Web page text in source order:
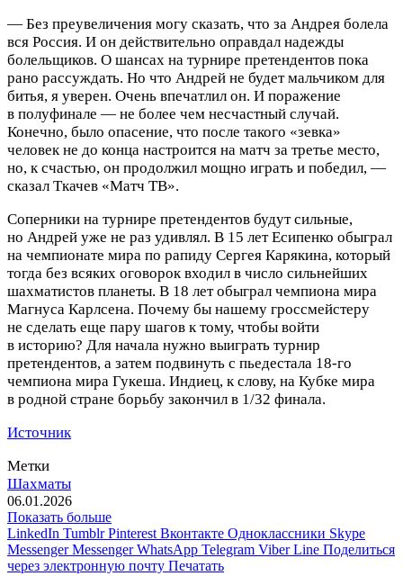
— Без преувеличения могу сказать, что за Андрея болела
вся Россия. И он действительно оправдал надежды
болельщиков. О шансах на турнире претендентов пока
рано рассуждать. Но что Андрей не будет мальчиком для
битья, я уверен. Очень впечатлил он. И поражение
в полуфинале — не более чем несчастный случай.
Конечно, было опасение, что после такого «зевка»
человек не до конца настроится на матч за третье место,
но, к счастью, он продолжил мощно играть и победил, —
сказал Ткачев «Матч ТВ».
Соперники на турнире претендентов будут сильные,
но Андрей уже не раз удивлял. В 15 лет Есипенко обыграл
на чемпионате мира по рапиду Сергея Карякина, который
тогда без всяких оговорок входил в число сильнейших
шахматистов планеты. В 18 лет обыграл чемпиона мира
Магнуса Карлсена. Почему бы нашему гроссмейстеру
не сделать еще пару шагов к тому, чтобы войти
в историю? Для начала нужно выиграть турнир
претендентов, а затем подвинуть с пьедестала 18-го
чемпиона мира Гукеша. Индиец, к слову, на Кубке мира
в родной стране борьбу закончил в 1/32 финала.
Источник
Метки
Шахматы
06.01.2026
Показать больше
LinkedIn Tumblr Pinterest Вконтакте Одноклассники Skype
Messenger Messenger WhatsApp Telegram Viber Line Поделиться
через электронную почту Печатать